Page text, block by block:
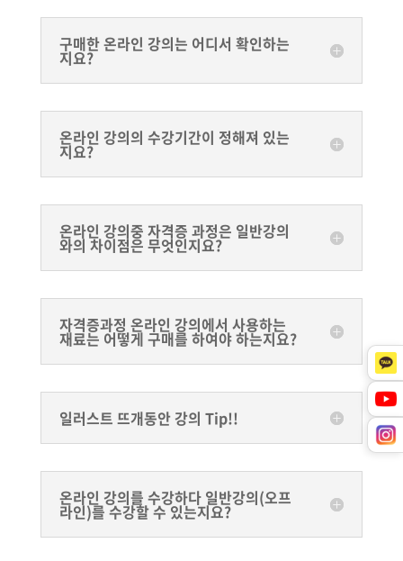
구매한 온라인 강의는 어디서 확인하는
지요?
온라인 강의의 수강기간이 정해져 있는
지요?
온라인 강의중 자격증 과정은 일반강의
와의 차이점은 무엇인지요?
자격증과정 온라인 강의에서 사용하는
재료는 어떻게 구매를 하여야 하는지요?
일러스트 뜨개동안 강의 Tip!!
온라인 강의를 수강하다 일반강의(오프
라인)를 수강할 수 있는지요?